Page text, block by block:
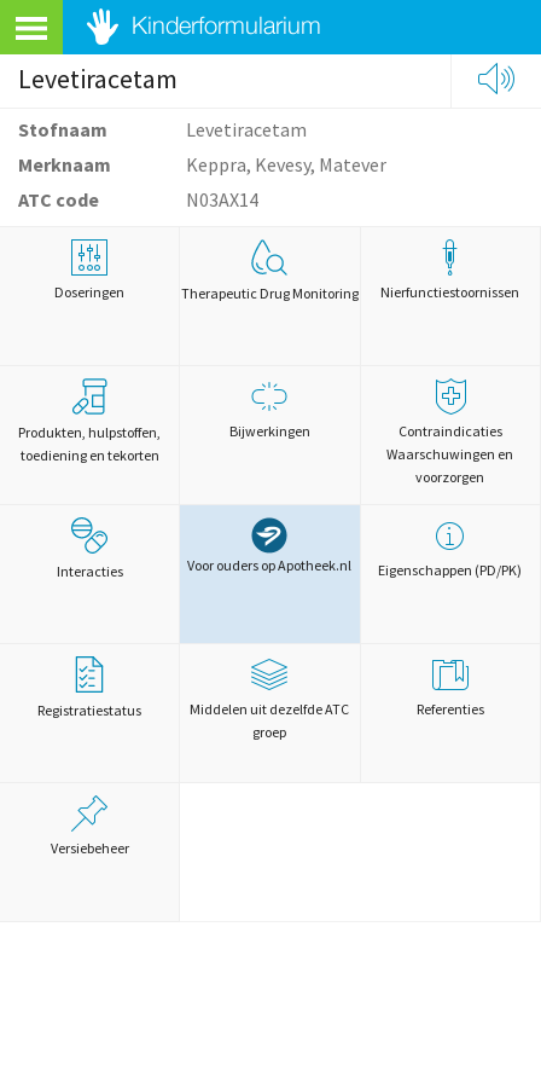
Levetiracetam
Stofnaam
Levetiracetam
Merknaam
Keppra, Kevesy, Matever
ATC code
N03AX14
Doseringen Therapeutic Drug Monitoring Nierfunctiestoornissen
Produkten, hulpstoffen,
toediening en tekorten
Bijwerkingen
Contraindicaties
Waarschuwingen en
voorzorgen
Interacties Voor ouders op Apotheek.nl Eigenschappen (PD/PK)
Registratiestatus
Middelen uit dezelfde ATC
groep
Referenties
Versiebeheer